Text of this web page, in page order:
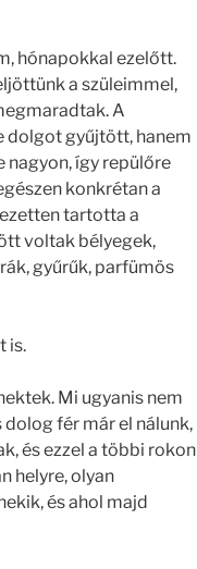
hónapokkal ezelőtt.
a szüleimmel,
A
dolgot gyűjtött, hanem
így repülőre
konkrétan a
tartotta a
voltak bélyegek,
gyűrűk, parfümös
is.
Mi ugyanis nem
fér már el nálunk,
és ezzel a többi rokon
helyre, olyan
és ahol majd